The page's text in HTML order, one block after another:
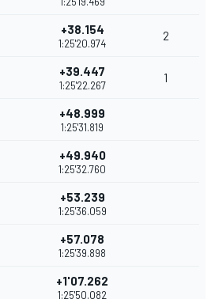
+38.154
1:25'20.974
2
+39.447
1:25'22.267
1
+48.999
1:25'31.819
+49.940
1:25'32.760
+53.239
1:25'36.059
+57.078
1:25'39.898
+1'07.262
1:25'50.082